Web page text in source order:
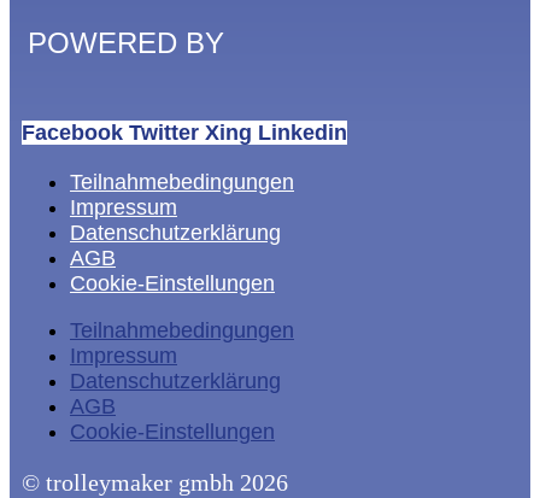
POWERED BY
Facebook Twitter Xing Linkedin
Teilnahmebedingungen
Impressum
Datenschutzerklärung
AGB
Cookie-Einstellungen
Teilnahmebedingungen
Impressum
Datenschutzerklärung
AGB
Cookie-Einstellungen
© trolleymaker gmbh 2026